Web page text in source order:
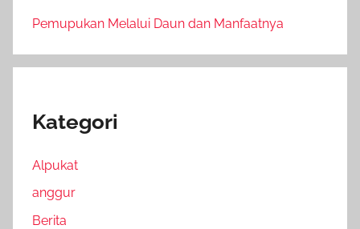
Pemupukan Melalui Daun dan Manfaatnya
Kategori
Alpukat
anggur
Berita